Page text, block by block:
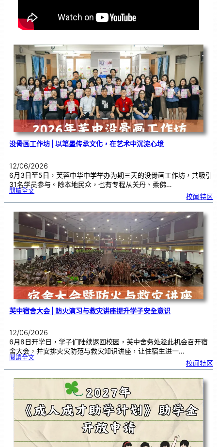
没骨画工作坊 | 以笔墨传承文化，在艺术中沉淀心境
12/06/2026
6月3日至5日，芙蓉中华中学举办为期三天的没骨画工作坊，共吸引
31名学员参与。除本地民众，也有专程从关丹、柔佛…
閱讀全文:没
工
坊
|以
传
承
文
化
，
在
艺
术
中
沉
淀
心
境
校闻特区
芙中宿舍大会 | 防火演习与救灾讲座提升学子安全意识
12/06/2026
6月8日开学日，学子们陆续返回校园，芙中舍务处趁此机会召开宿
舍大会，并安排火灾防范与救灾知识讲座，让住宿生进一…
閱讀全文:芙
舍
会
|
与
救
灾
讲
座
提
升
学
全
校闻特区